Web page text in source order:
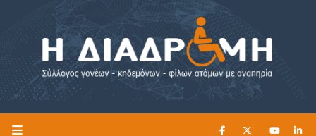
Η ΔΙΑΔΡΟΜΗ ΔΙΑΒΑΣΤΕ ΕΔΩ ►